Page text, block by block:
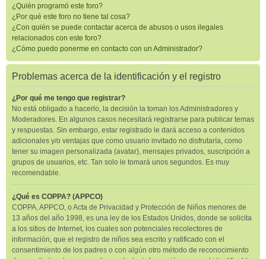
¿Quién programó este foro?
¿Por qué este foro no tiene tal cosa?
¿Con quién se puede contactar acerca de abusos o usos ilegales
relacionados con este foro?
¿Cómo puedo ponerme en contacto con un Administrador?
Problemas acerca de la identificación y el registro
¿Por qué me tengo que registrar?
No está obligado a hacerlo, la decisión la toman los Administradores y
Moderadores. En algunos casos necesitará registrarse para publicar temas
y respuestas. Sin embargo, estar registrado le dará acceso a contenidos
adicionales y/o ventajas que como usuario invitado no disfrutaría, como
tener su imagen personalizada (avatar), mensajes privados, suscripción a
grupos de usuarios, etc. Tan solo le tomará unos segundos. Es muy
recomendable.
¿Qué es COPPA? (APPCO)
COPPA, APPCO, o Acta de Privacidad y Protección de Niños menores de
13 años del año 1998, es una ley de los Estados Unidos, donde se solicita
a los sitios de Internet, los cuales son potenciales recolectores de
información, que el registro de niños sea escrito y ratificado con el
consentimiento de los padres o con algún otro método de reconocimiento